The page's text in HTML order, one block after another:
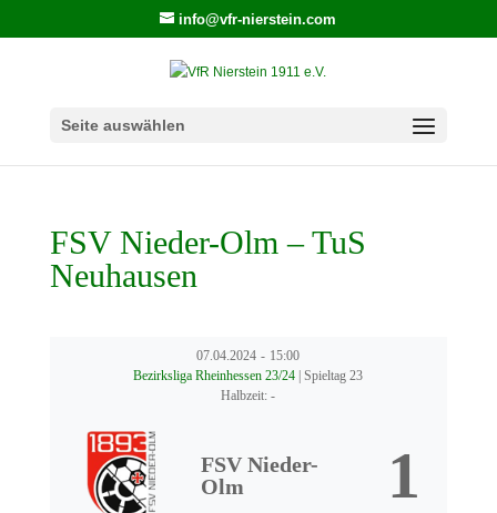
info@vfr-nierstein.com
Seite auswählen
FSV Nieder-Olm – TuS
Neuhausen
07.04.2024 - 15:00
Bezirksliga Rheinhessen 23/24 | Spieltag 23
Halbzeit: -
FSV Nieder-
Olm
1